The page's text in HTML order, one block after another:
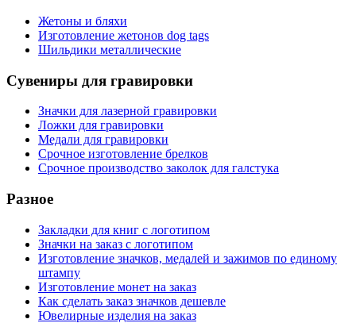
Жетоны и бляхи
Изготовление жетонов dog tags
Шильдики металлические
Сувениры для гравировки
Значки для лазерной гравировки
Ложки для гравировки
Медали для гравировки
Срочное изготовление брелков
Срочное производство заколок для галстука
Разное
Закладки для книг с логотипом
Значки на заказ с логотипом
Изготовление значков, медалей и зажимов по единому
штампу
Изготовление монет на заказ
Как сделать заказ значков дешевле
Ювелирные изделия на заказ